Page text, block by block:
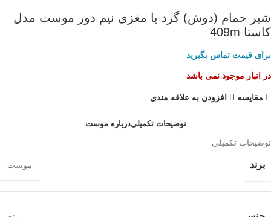
شیر حمام (دوش) گرد با مغزی نیم دور موست مدل
کاستا 409m
برای قیمت تماس بگیرید
در انبار موجود نمی باشد
مقایسه افزودن به علاقه مندی
توضیحات تکمیلیدرباره موست
توضیحات تکمیلی
برند موست